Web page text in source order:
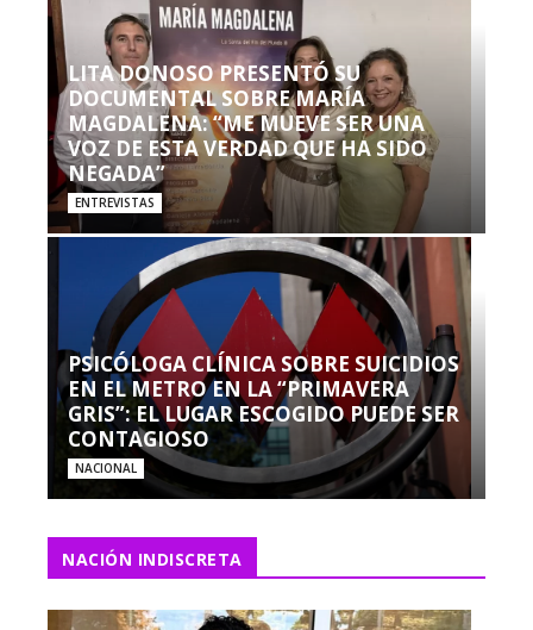
LITA DONOSO PRESENTÓ SU
DOCUMENTAL SOBRE MARÍA
MAGDALENA: “ME MUEVE SER UNA
VOZ DE ESTA VERDAD QUE HA SIDO
NEGADA”
ENTREVISTAS
PSICÓLOGA CLÍNICA SOBRE SUICIDIOS
EN EL METRO EN LA “PRIMAVERA
GRIS”: EL LUGAR ESCOGIDO PUEDE SER
CONTAGIOSO
NACIONAL
NACIÓN INDISCRETA